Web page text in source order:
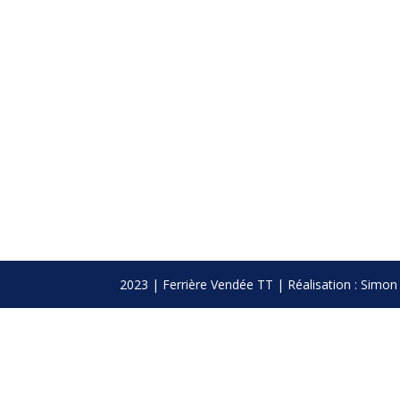
2023 | Ferrière Vendée TT | Réalisation : Simon